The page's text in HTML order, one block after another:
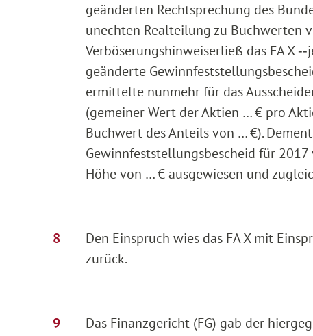
geänderten Rechtsprechung des
unechten Realteilung zu Buchwerten
Verböserungshinweiserließ das FA X
geänderte
ermittelte nunmehr für das
(gemeiner Wert der Aktien … € pro
Buchwert des Anteils von … €).
Gewinnfeststellungsbescheid für
Höhe von … € ausgewiesen und
Den Einspruch wies das FA X mit
zurück.
Das Finanzgericht (FG) gab der